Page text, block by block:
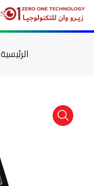
الرئيسية
item view